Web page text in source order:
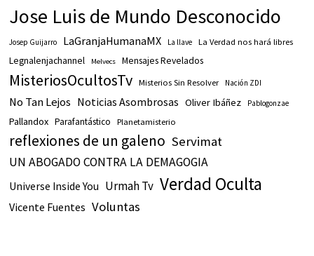
Jose Luis de Mundo Desconocido
Josep Guijarro LaGranjaHumanaMX La llave La Verdad nos hará libres
Legnalenjachannel Melvecs Mensajes Revelados
MisteriosOcultosTv Misterios Sin Resolver Nación ZDI
No Tan Lejos Noticias Asombrosas Oliver Ibáñez Pablogonzae
Pallandox Parafantástico Planetamisterio
reflexiones de un galeno Servimat
UN ABOGADO CONTRA LA DEMAGOGIA
Universe Inside You Urmah Tv Verdad Oculta
Vicente Fuentes Voluntas